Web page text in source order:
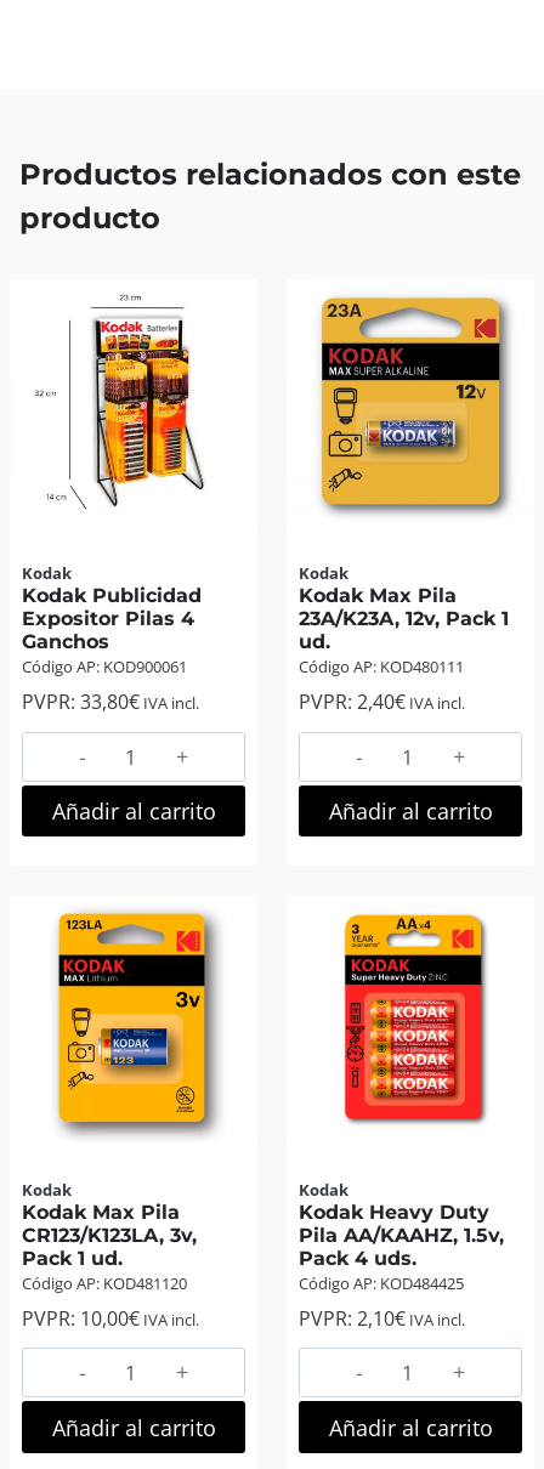
Productos relacionados con este
producto
Kodak
Kodak Publicidad
Expositor Pilas 4
Ganchos
Código AP: KOD900061
PVPR: 33,80€ IVA incl.
Kodak
Publicidad
Expositor
Pilas
cantidad
Añadir al carrito
Kodak
Kodak Max Pila
23A/K23A, 12v, Pack 1
ud.
Código AP: KOD480111
PVPR: 2,40€ IVA incl.
Kodak
Max
Pila
23A/K23A,
1
ud.
cantidad
Añadir al carrito
Kodak
Kodak Max Pila
CR123/K123LA, 3v,
Pack 1 ud.
Código AP: KOD481120
PVPR: 10,00€ IVA incl.
Kodak
Max
Pila
CR123/K123LA,
Añadir al carrito
Kodak
Kodak Heavy Duty
Pila AA/KAAHZ, 1.5v,
Pack 4 uds.
Código AP: KOD484425
PVPR: 2,10€ IVA incl.
Kodak
Heavy
Duty
Pila
Añadir al carrito